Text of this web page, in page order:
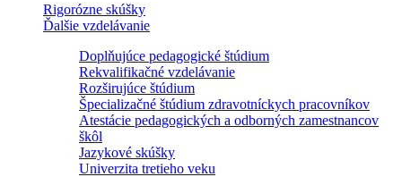
Rigorózne skúšky
Ďalšie vzdelávanie
Doplňujúce pedagogické štúdium
Rekvalifikačné vzdelávanie
Rozširujúce štúdium
Špecializačné štúdium zdravotníckych pracovníkov
Atestácie pedagogických a odborných zamestnancov
škôl
Jazykové skúšky
Univerzita tretieho veku